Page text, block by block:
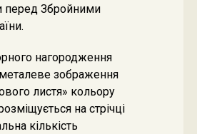
перед Збройними
нагородження
зображення
листя» кольору
на стрічці
кількість